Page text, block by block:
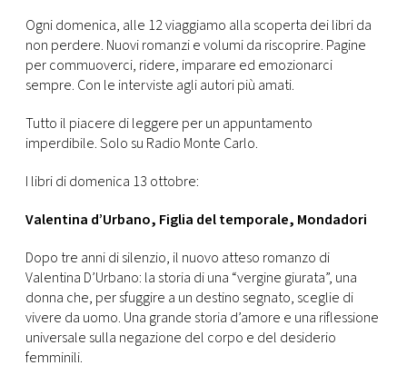
Ogni domenica, alle 12 viaggiamo alla scoperta dei libri da
non perdere. Nuovi romanzi e volumi da riscoprire. Pagine
per commuoverci, ridere, imparare ed emozionarci
sempre. Con le interviste agli autori più amati.
Tutto il piacere di leggere per un appuntamento
imperdibile. Solo su Radio Monte Carlo.
I libri di domenica 13 ottobre:
Valentina d’Urbano, Figlia del temporale, Mondadori
Dopo tre anni di silenzio, il nuovo atteso romanzo di
Valentina D’Urbano: la storia di una “vergine giurata”, una
donna che, per sfuggire a un destino segnato, sceglie di
vivere da uomo. Una grande storia d’amore e una riflessione
universale sulla negazione del corpo e del desiderio
femminili.